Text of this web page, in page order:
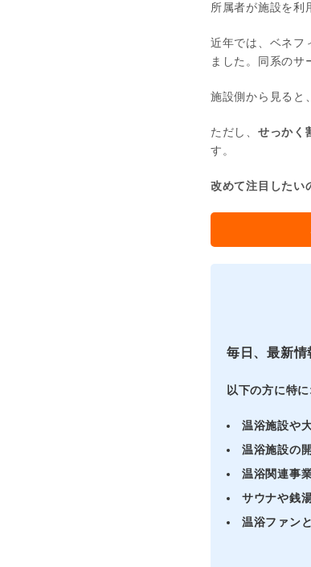
所属者が施設を利
近年では、ベネフ
ました。同系のサ
施設側から見ると
ただし、 せっかく
す。
改めて注目したい
毎日、最新情
以下の方に特
温浴施設や
温浴施設の
温浴関連事
サウナや銭
温浴ファン